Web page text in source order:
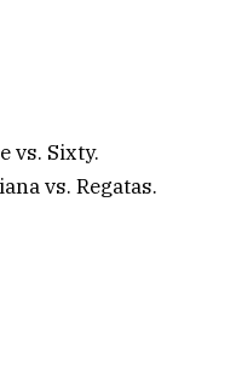
vs. Sixty.
vs. Regatas.